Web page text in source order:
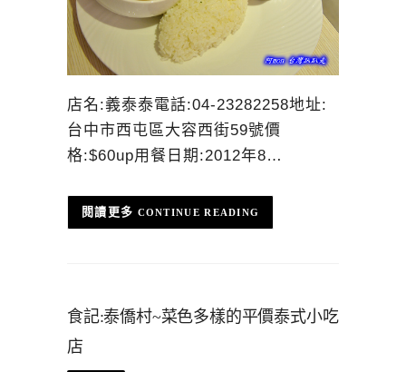
店名:義泰泰電話:04-23282258地址:
台中市西屯區大容西街59號價
格:$60up用餐日期:2012年8…
CONTINUE READING
食記:泰僑村~菜色多樣的平價泰式小吃
店